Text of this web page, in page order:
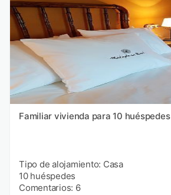
Familiar vivienda para 10 huéspedes
Tipo de alojamiento: Casa
10 huéspedes
Comentarios: 6